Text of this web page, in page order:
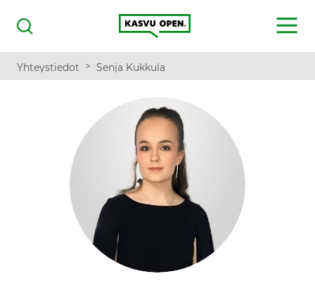
Haku
Kasvu Open
MENU
Yhteystiedot > Senja Kukkula